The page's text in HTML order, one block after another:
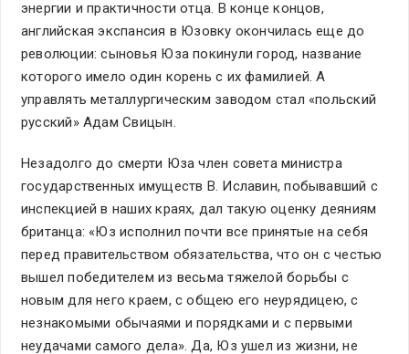
энергии и практичности отца. В конце концов,
английская экспансия в Юзовку окончилась еще до
революции: сыновья Юза покинули город, название
которого имело один корень с их фамилией. А
управлять металлургическим заводом стал «польский
русский» Адам Свицын.
Незадолго до смерти Юза член совета министра
государственных имуществ В. Иславин, побывавший с
инспекцией в наших краях, дал такую оценку деяниям
британца: «Юз исполнил почти все принятые на себя
перед правительством обязательства, что он с честью
вышел победителем из весьма тяжелой борьбы с
новым для него краем, с общею его неурядицею, с
незнакомыми обычаями и порядками и с первыми
неудачами самого дела». Да, Юз ушел из жизни, не